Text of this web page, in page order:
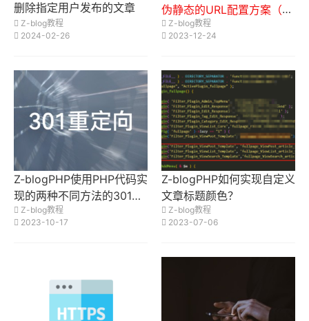
删除指定用户发布的文章
Z-blog教程
2024-02-26
伪静态的URL配置方案（本
网站在用）
Z-blog教程
2023-12-24
Z-blogPHP使用PHP代码实
现的两种不同方法的301重
定向
Z-blog教程
2023-10-17
Z-blogPHP如何实现自定义
文章标题颜色？
Z-blog教程
2023-07-06